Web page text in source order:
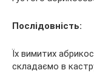
Послідовність:
Їх вимитих
складаємо в